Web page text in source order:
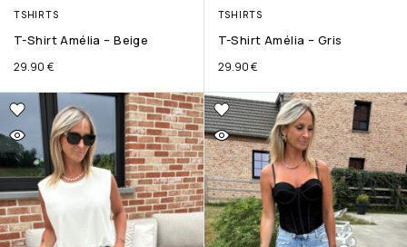
TSHIRTS
T-Shirt Amélia – Beige
29.90 €
TSHIRTS
T-Shirt Amélia – Gris
29.90€